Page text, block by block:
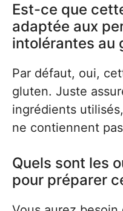
Est-ce que
adaptée aux
intolérantes au
Par défaut, oui,
gluten. Juste
ingrédients
ne contiennent
Quels sont les
pour préparer